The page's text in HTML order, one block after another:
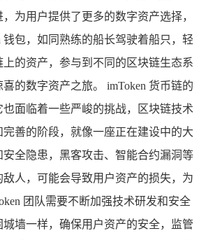
为用户提供了更多的数字资产选择，
钱包，如同熟练的船长驾驶着船只，轻
的资产，参与到不同的区块链生态系
的数字资产之旅。 imToken 货币链的
面临着一些严峻的挑战，区块链技术
完善的阶段，就像一座正在建设中的大
全隐患，黑客攻击、智能合约漏洞等
人，可能会导致用户资产的损失，为
团队需要不断加强技术研发和安全
城墙一样，确保用户资产的安全，监管